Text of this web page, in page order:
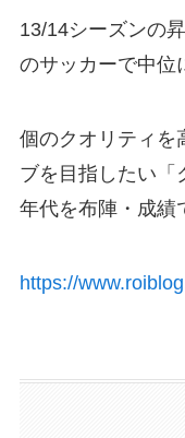
13/14シーズンの
のサッカーで中位
個のクオリティを
ブを目指したい
年代を布陣・成績
https://